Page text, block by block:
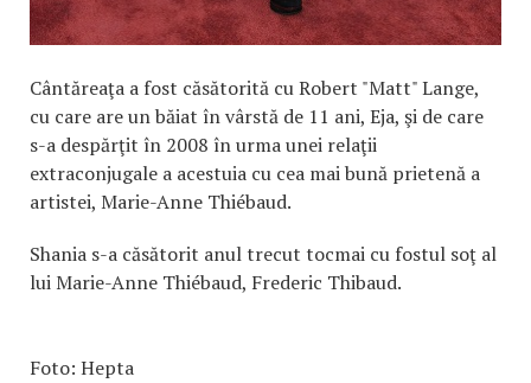
Cântăreaţa a fost căsătorită cu Robert "Matt" Lange,
cu care are un băiat în vârstă de 11 ani, Eja, şi de care
s-a despărţit în 2008 în urma unei relaţii
extraconjugale a acestuia cu cea mai bună prietenă a
artistei, Marie-Anne Thiébaud.
Shania s-a căsătorit anul trecut tocmai cu fostul soţ al
lui Marie-Anne Thiébaud, Frederic Thibaud.
Foto: Hepta